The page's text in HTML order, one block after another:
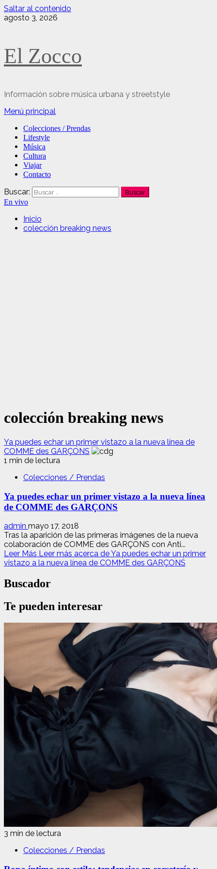
Saltar al contenido
agosto 3, 2026
El Zocco
Información sobre música urbana y streetstyle
Menú principal
Colecciones / Prendas
Lifestyle
Música
Cultura
Viajar
Contacto
Buscar:
En vivo
Inicio
colección breaking news
colección breaking news
Ya puedes echar un primer vistazo a la nueva línea de
COMME des GARÇONS
1 min de lectura
Colecciones / Prendas
Ya puedes echar un primer vistazo a la nueva línea
de COMME des GARÇONS
admin mayo 17, 2018
Tras la aparición de las primeras imágenes de la nueva
colaboración de COMME des GARÇONS con Anti...
Leer Más Leer más acerca de Ya puedes echar un primer
vistazo a la nueva línea de COMME des GARÇONS
Buscador
Te pueden interesar
3 min de lectura
Colecciones / Prendas